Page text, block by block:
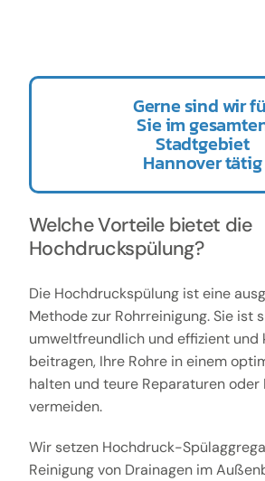
Gerne sind wir
Sie im
Stadtgebiet
Hannover tätig
Welche Vorteile bietet die
Hochdruckspülung?
Die Hochdruckspülung ist eine
Methode zur Rohrreinigung. Sie ist
umweltfreundlich und effizient und
beitragen, Ihre Rohre in einem
halten und teure Reparaturen oder
vermeiden.
Wir setzen Hochdruck-
Reinigung von Drainagen im